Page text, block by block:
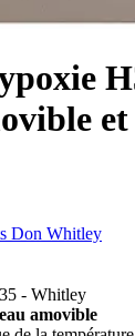
Don Whitley
- Whitley
amovible